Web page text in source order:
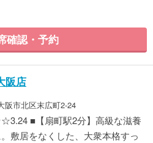
確認・予約
阪店
阪市北区末広町2-24
■【扇町駅2分】高級な滋養
敷居をなくした、大衆本格すっ